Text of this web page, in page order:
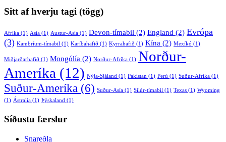
Sitt af hverju tagi (tögg)
Afríka (1) Asía (1) Austur-Asía (1) Devon-tímabil (2) England (2) Evrópa
(3) Kambríum-tímabil (1) Karíbahafið (1) Kyrrahafið (1) Kína (2) Mexíkó (1)
Miðjarðarhafið (1) Mongólía (2) Norður-Afríka (1) Norður-
Ameríka (12) Nýja-Sjáland (1) Pakistan (1) Perú (1) Suður-Afríka (1)
Suður-Ameríka (6) Suður-Asía (1) Sílúr-tímabil (1) Texas (1) Wyoming
(1) Ástralía (1) Þýskaland (1)
Síðustu færslur
Snareðla